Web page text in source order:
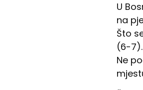
U
na
Što
(6-7).
Ne